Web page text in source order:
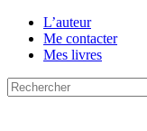
L’auteur
Me contacter
Mes livres